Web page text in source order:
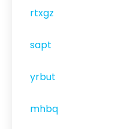
rtxgz
sapt
yrbut
mhbq